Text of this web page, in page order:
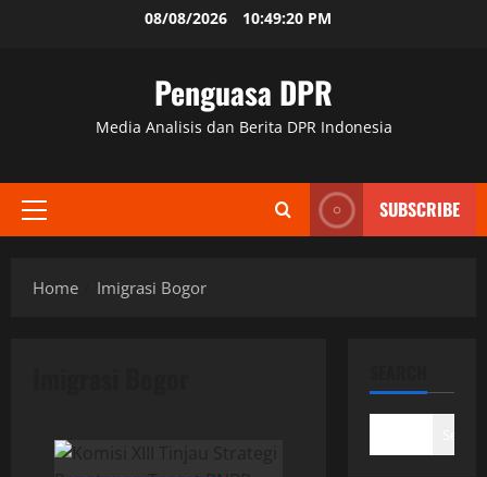
08/08/2026 10:49:21 PM
Penguasa DPR
Media Analisis dan Berita DPR Indonesia
Primary
SUBSCRIBE
Home Imigrasi Bogor